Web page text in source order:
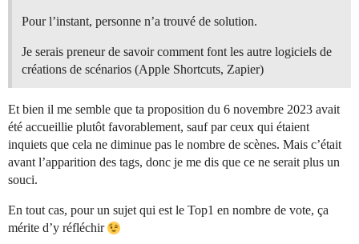
Pour l’instant, personne n’a trouvé de solution.
Je serais preneur de savoir comment font les autre logiciels de
créations de scénarios (Apple Shortcuts, Zapier)
Et bien il me semble que ta proposition du 6 novembre 2023 avait
été accueillie plutôt favorablement, sauf par ceux qui étaient
inquiets que cela ne diminue pas le nombre de scènes. Mais c’était
avant l’apparition des tags, donc je me dis que ce ne serait plus un
souci.
En tout cas, pour un sujet qui est le Top1 en nombre de vote, ça
mérite d’y réfléchir